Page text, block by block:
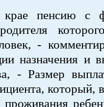
пенсию с
-
назначения и
- Размер
который,
проживания